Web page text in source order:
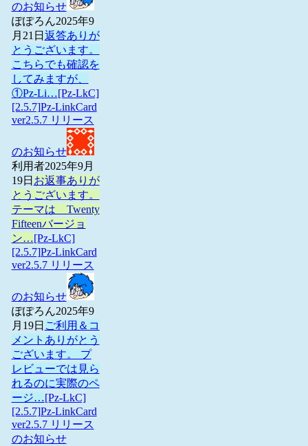
のお知らせ
ぽぽろん2025年9
月21日 返答ありが
とうございます。
こちらでも確認を
してみますが、
①Pz-Li…[Pz-LkC]
[2.5.7]Pz-LinkCard
ver2.5.7 リリース
のお知らせ
利用者2025年9月
19日 お返事ありが
とうございます。
テーマは Twenty
Fifteenバージョ
ン…[Pz-LkC]
[2.5.7]Pz-LinkCard
ver2.5.7 リリース
のお知らせ
ぽぽろん2025年9
月19日 ご利用＆コ
メントありがとう
ございます。 プ
レビューでは見ら
れるのに実際のペ
ージ…[Pz-LkC]
[2.5.7]Pz-LinkCard
ver2.5.7 リリース
のお知らせ